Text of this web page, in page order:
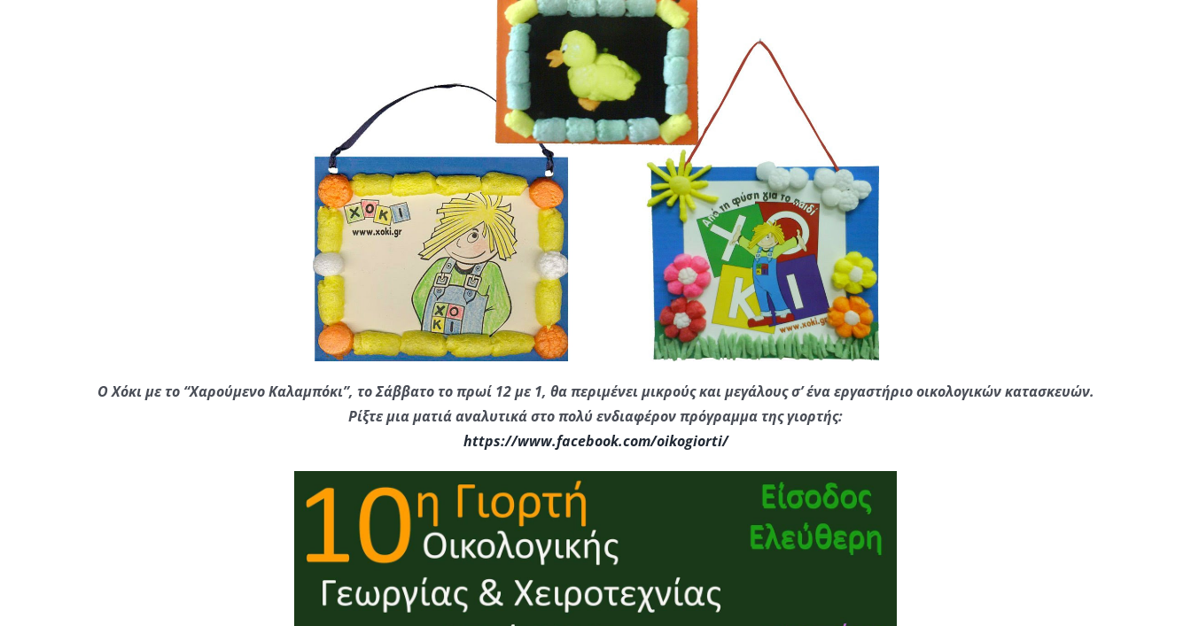
Ο Χόκι με το “Χαρούμενο Καλαμπόκι”, το Σάββατο το πρωί 12 με 1, θα περιμένει μικρούς και μεγάλους σ’ ένα εργαστήριο οικολογικών κατασκευών.
Ρίξτε μια ματιά αναλυτικά στο πολύ ενδιαφέρον πρόγραμμα της γιορτής:
https://www.facebook.com/oikogiorti/